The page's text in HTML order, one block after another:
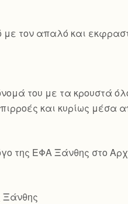
με τον απαλό και
του με τα κρουστά
και κυρίως μέσα
της ΕΦΑ Ξάνθης στο
Ξάνθης